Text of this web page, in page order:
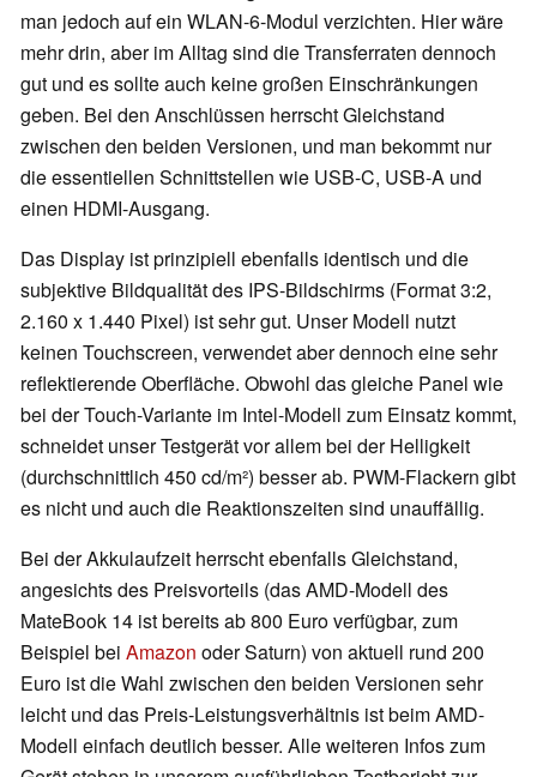
man jedoch auf ein WLAN-6-Modul verzichten. Hier wäre
mehr drin, aber im Alltag sind die Transferraten dennoch
gut und es sollte auch keine großen Einschränkungen
geben. Bei den Anschlüssen herrscht Gleichstand
zwischen den beiden Versionen, und man bekommt nur
die essentiellen Schnittstellen wie USB-C, USB-A und
einen HDMI-Ausgang.
Das Display ist prinzipiell ebenfalls identisch und die
subjektive Bildqualität des IPS-Bildschirms (Format 3:2,
2.160 x 1.440 Pixel) ist sehr gut. Unser Modell nutzt
keinen Touchscreen, verwendet aber dennoch eine sehr
reflektierende Oberfläche. Obwohl das gleiche Panel wie
bei der Touch-Variante im Intel-Modell zum Einsatz kommt,
schneidet unser Testgerät vor allem bei der Helligkeit
(durchschnittlich 450 cd/m²) besser ab. PWM-Flackern gibt
es nicht und auch die Reaktionszeiten sind unauffällig.
Bei der Akkulaufzeit herrscht ebenfalls Gleichstand,
angesichts des Preisvorteils (das AMD-Modell des
MateBook 14 ist bereits ab 800 Euro verfügbar, zum
Beispiel bei Amazon oder Saturn) von aktuell rund 200
Euro ist die Wahl zwischen den beiden Versionen sehr
leicht und das Preis-Leistungsverhältnis ist beim AMD-
Modell einfach deutlich besser. Alle weiteren Infos zum